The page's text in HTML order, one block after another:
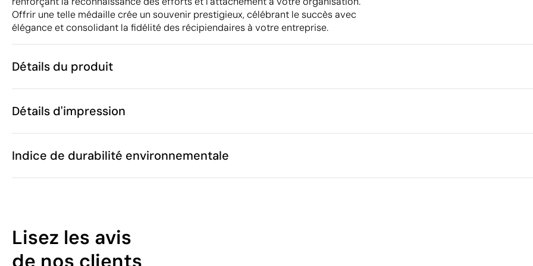
Offrir une telle médaille crée un souvenir prestigieux, célébrant le succès avec
élégance et consolidant la fidélité des récipiendaires à votre entreprise.
Détails du produit
Caractéristiques
Code du produit
Poids
70 g
Matière
Métal
Pays d'envoi
Emballage
Volume de la boîte extérieure
Détails d'impression
Indice de durabilité environnementale
/100
Lisez les avis